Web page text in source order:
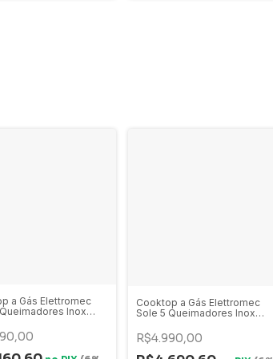
a Gás Elettromec
Inox
Cooktop a Gás Elettromec
Sole 5 Queimadores Inox
SL-3TNC
R$4.990,00